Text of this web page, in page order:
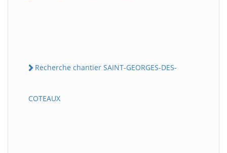
Recherche chantier SAINT-GEORGES-DES-
COTEAUX